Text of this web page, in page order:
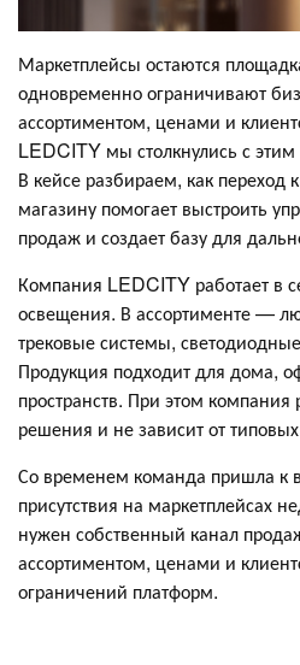
Маркетплейсы остаются
одновременно ограничивают
ассортиментом, ценами и
LEDCITY мы столкнулись с
В кейсе разбираем, как переход
магазину помогает выстроить
продаж и создает базу для
Компания LEDCITY работает в
освещения. В ассортименте —
трековые системы,
Продукция подходит для дома,
пространств. При этом компания
решения и не зависит от
Со временем команда пришла к
присутствия на маркетплейсах
нужен собственный канал
ассортиментом, ценами и
ограничений платформ.